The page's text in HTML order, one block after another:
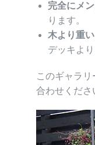
完全にメ
ります。
木より重い
デッキより
このギャラ
合わせくださ